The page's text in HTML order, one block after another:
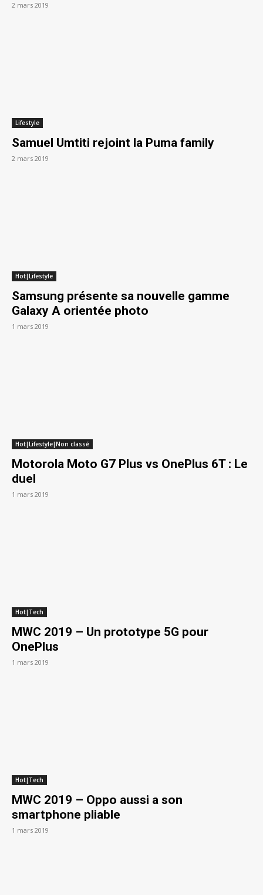
2 mars 2019
Lifestyle
Samuel Umtiti rejoint la Puma family
2 mars 2019
Hot|Lifestyle
Samsung présente sa nouvelle gamme
Galaxy A orientée photo
1 mars 2019
Hot|Lifestyle|Non classé
Motorola Moto G7 Plus vs OnePlus 6T : Le
duel
1 mars 2019
Hot|Tech
MWC 2019 – Un prototype 5G pour
OnePlus
1 mars 2019
Hot|Tech
MWC 2019 – Oppo aussi a son
smartphone pliable
1 mars 2019